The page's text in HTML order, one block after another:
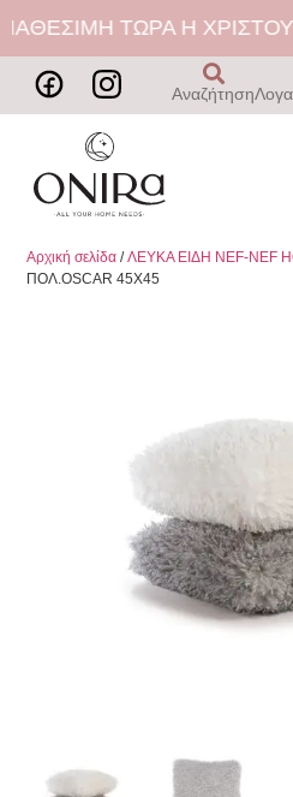
ΤΩΡΑ Η
Αναζήτηση
Αρχική σελίδα /ΛΕΥΚΑ ΕΙΔΗ NEF-NEF
ΠΟΛ.OSCAR 45X45